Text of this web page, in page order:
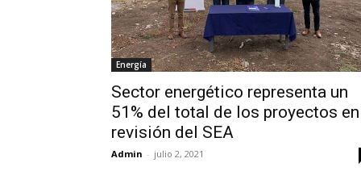
Energía
Sector energético representa un
51% del total de los proyectos en
revisión del SEA
Admin - julio 2, 2021